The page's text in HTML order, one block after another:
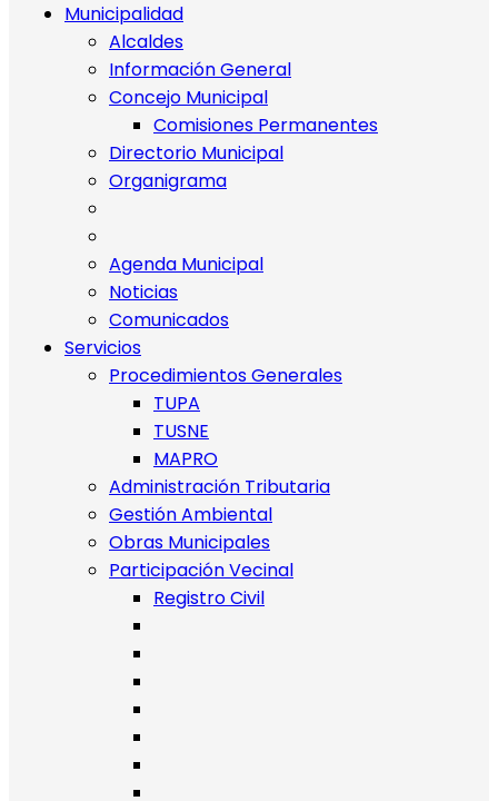
Municipalidad
Alcaldes
Información General
Concejo Municipal
Comisiones Permanentes
Directorio Municipal
Organigrama
Agenda Municipal
Noticias
Comunicados
Servicios
Procedimientos Generales
TUPA
TUSNE
MAPRO
Administración Tributaria
Gestión Ambiental
Obras Municipales
Participación Vecinal
Registro Civil